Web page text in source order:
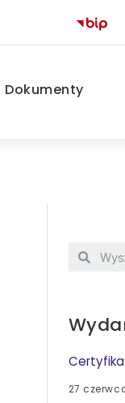
Dokumenty
27